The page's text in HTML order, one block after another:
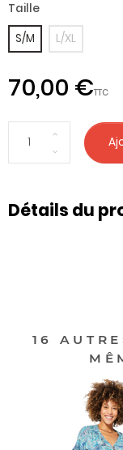
Taille
S/M
L/XL
70,00 €TTC
Détails du
16